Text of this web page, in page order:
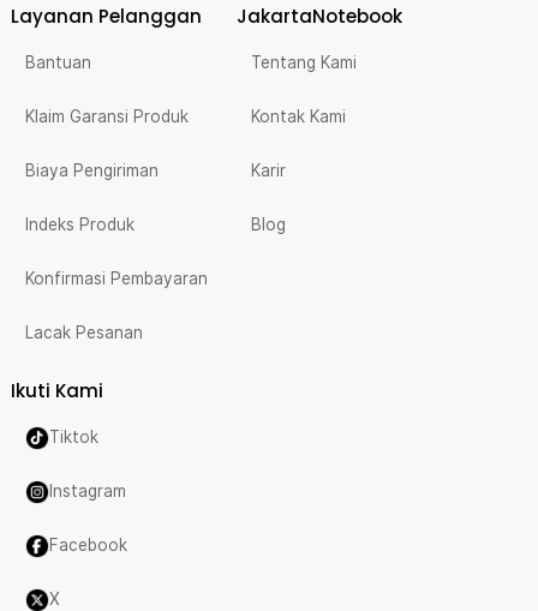
Layanan Pelanggan
Bantuan
Klaim Garansi Produk
Biaya Pengiriman
Indeks Produk
Konfirmasi Pembayaran
Lacak Pesanan
JakartaNotebook
Tentang Kami
Kontak Kami
Karir
Blog
Ikuti Kami
Tiktok
Instagram
Facebook
X